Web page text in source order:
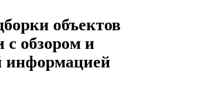
объектов
с обзором и
информацией